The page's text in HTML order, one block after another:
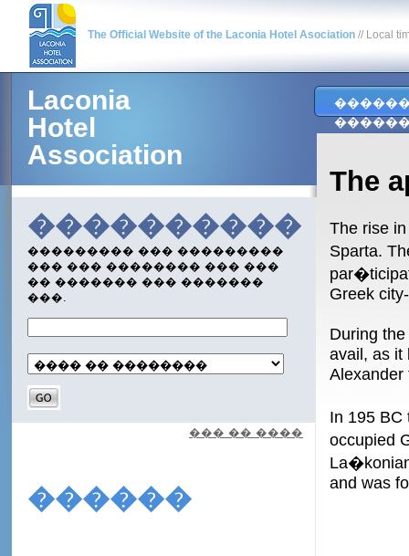
The Official Website of the Laconia Hotel Asociation // Local
Laconia
Hotel
Association
����������
��������� ��� ���������
��� ��� �������� ��� ���
�� ������� ��� �������
���.
��� �� ����
������
The
The rise
Sparta.
Greek
During
avail, as it
Alexander
In 195
occupied
and was